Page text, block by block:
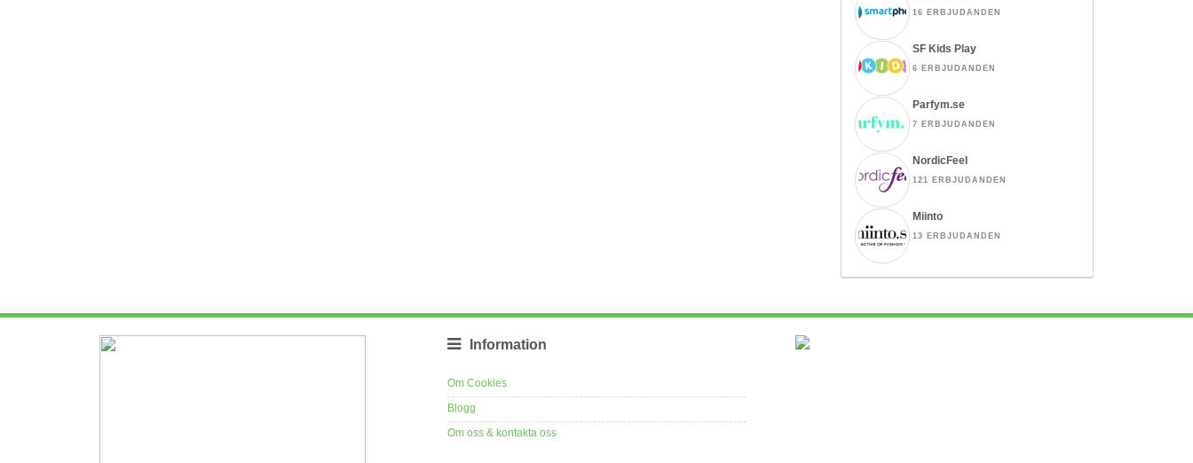
16 ERBJUDANDEN
SF Kids Play
6 ERBJUDANDEN
Parfym.se
7 ERBJUDANDEN
NordicFeel
121 ERBJUDANDEN
Miinto
13 ERBJUDANDEN
Information
Om Cookies
Blogg
Om oss & kontakta oss